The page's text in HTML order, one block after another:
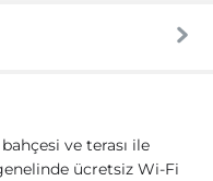
ve terası ile
ücretsiz Wi-Fi